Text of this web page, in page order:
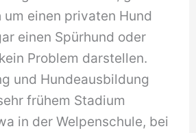
einen privaten Hund
einen Spürhund oder
Problem darstellen.
und Hundeausbildung
frühem Stadium
in der Welpenschule, bei